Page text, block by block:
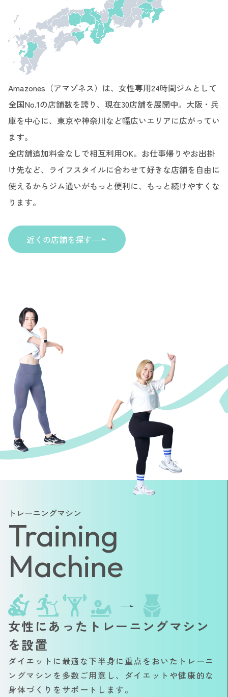
Amazones（アマゾネス）は、女性専用24時間ジムとして
全国No.1の店舗数を誇り、現在30店舗を展開中。大阪・兵
庫を中心に、東京や神奈川など幅広いエリアに広がってい
ます。
全店舗追加料金なしで相互利用OK。お仕事帰りやお出掛
け先など、ライフスタイルに合わせて好きな店舗を自由に
使えるからジム通いがもっと便利に、もっと続けやすくな
ります。
近くの店舗を探す
トレーニングマシン
Training
Machine
女性にあったトレーニングマシン
を設置
ダイエットに最適な下半身に重点をおいたトレーニ
ングマシンを多数ご用意し、ダイエットや健康的な
身体づくりをサポートします。